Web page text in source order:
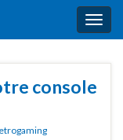
console